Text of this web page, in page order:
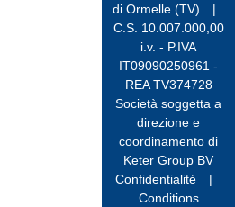
di Ormelle (TV)
|
C.S. 10.007.000,00
i.v. - P.IVA
IT09090250961 -
REA TV374728
Società soggetta a
direzione e
coordinamento di
Keter Group BV
Confidentialité
|
Conditions